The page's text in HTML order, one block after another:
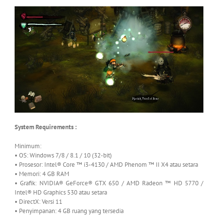
System Requirements :
Minimum:
• OS: Windows7/8 / 8.1 / 10 (32-bit)
• Prosesor: Intel® Core ™ i3-4130 / AMD Phenom ™ II X4 atau setara
• Memori: 4 GB RAM
• Grafik: NVIDIA® GeForce® GTX 650 / AMD Radeon ™ HD 5770 /
Intel® HD Graphics 530 atau setara
• DirectX: Versi 11
• Penyimpanan: 4 GB ruang yang tersedia